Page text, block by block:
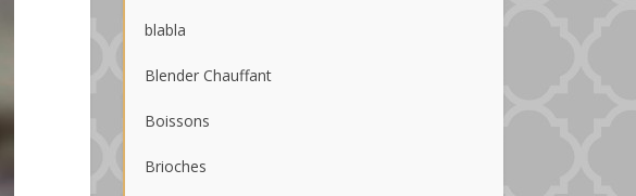
blabla
Blender Chauffant
Boissons
Brioches